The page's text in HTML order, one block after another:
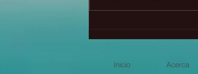
Inicio Acerca